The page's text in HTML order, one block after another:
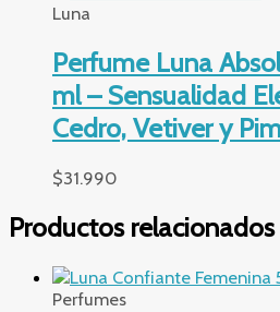
Luna
Perfume Luna
ml – Sensualidad
Cedro, Vetiver y
$31.990
Productos relacionados
Perfumes